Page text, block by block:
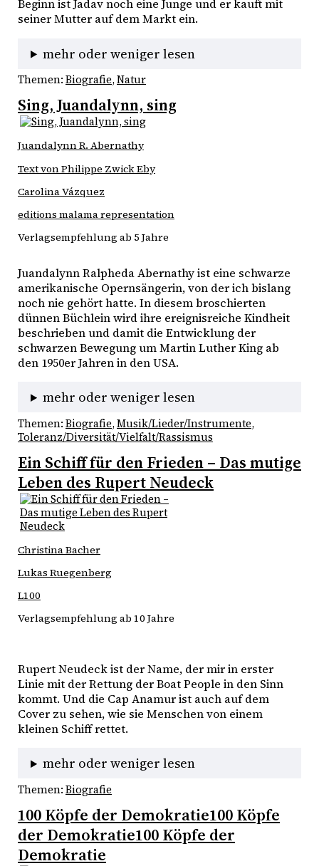
Beginn ist Jadav noch eine Junge und er kauft mit
seiner Mutter auf dem Markt ein.
mehr oder weniger lesen
Themen: Biografie, Natur
Sing, Juandalynn, sing
Juandalynn R. Abernathy
Text von Philippe Zwick Eby
Carolina Vázquez
editions malama representation
Verlagsempfehlung ab 5 Jahre
Juandalynn Ralpheda Abernathy ist eine schwarze
amerikanische Opernsängerin, von der ich bislang
noch nie gehört hatte. In diesem broschierten
dünnen Büchlein wird ihre ereignisreiche Kindheit
beschrieben und damit die Entwicklung der
schwarzen Bewegung um Martin Luther King ab
den 1950er Jahren in den USA.
mehr oder weniger lesen
Themen: Biografie, Musik/Lieder/Instrumente
Toleranz/Diversität/Vielfalt/Rassismus
Ein Schiff für den Frieden – Das mutige
Leben des Rupert Neudeck
Christina Bacher
Lukas Ruegenberg
L100
Verlagsempfehlung ab 10 Jahre
Rupert Neudeck ist der Name, der mir in erster
Linie mit der Rettung der Boat People in den Sinn
kommt. Und die Cap Anamur ist auch auf dem
Cover zu sehen, wie sie Menschen von einem
kleinen Schiff rettet.
mehr oder weniger lesen
Themen: Biografie
100 Köpfe der Demokratie100 Köpfe
der Demokratie100 Köpfe der
Demokratie